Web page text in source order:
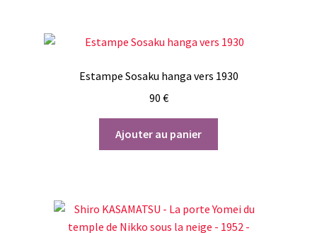
Estampe Sosaku hanga vers 1930
90 €
Ajouter au panier